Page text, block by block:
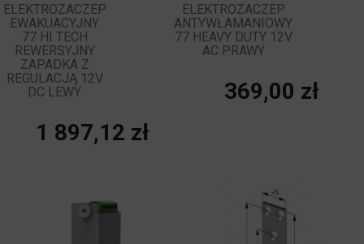
ELEKTROZACZEP
EWAKUACYJNY
77 HI TECH
REWERSYJNY
ZAPADKA Z
REGULACJĄ 12V
DC LEWY
Cena
1 897,12 zł
ELEKTROZACZEP
ANTYWŁAMANIOWY
77 HEAVY DUTY 12V
AC PRAWY
Cena
369,00 zł